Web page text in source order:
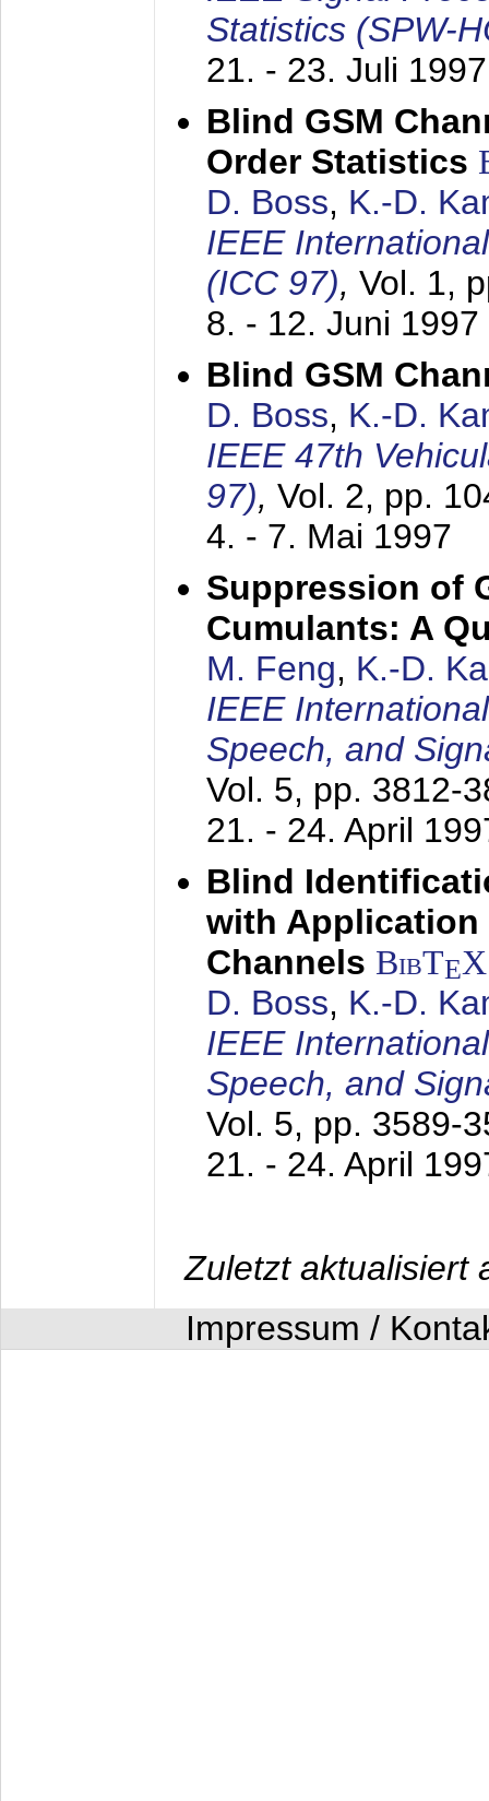
Statistics (SPW-
21. - 23. Juli 1997
Blind GSM
Order Statistics
D. Boss, K.-D.
IEEE
(ICC 97), Vol. 1,
8. - 12. Juni 1997
Blind GSM
D. Boss, K.-D.
IEEE 47th
97), Vol. 2, pp.
4. - 7. Mai 1997
Suppression of
Cumulants: A
M. Feng, K.-D.
IEEE
Speech, and
Vol. 5, pp. 3812-
21. - 24. April
Blind
with Application
Channels BibTEX
D. Boss, K.-D.
IEEE
Speech, and
Vol. 5, pp. 3589-
21. - 24. April
Zuletzt aktualisiert
Impressum /